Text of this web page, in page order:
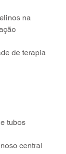
na
de terapia
tubos
central